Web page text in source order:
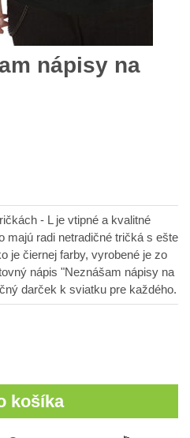
nápisy na
- L je vtipné a kvalitné
majú radi netradičné tričká s ešte
je čiernej farby, vyrobené je zo
nápis "Neznášam nápisy na
darček k sviatku pre každého.
košíka